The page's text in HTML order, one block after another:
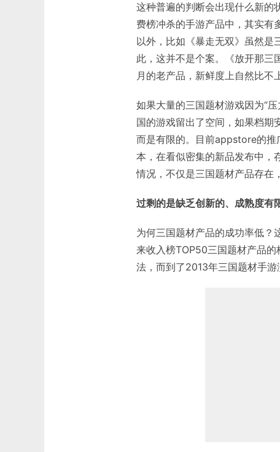
这种普遍的判断会出现什么新的
费榜冲杀的手游产品中，其实有
以外，比如《暴走无双》虽然是
此，这并不是个案。《放开那三
月的老产品，新鲜度上自然比不
如果大量的三国题材游戏因为“
国的游戏留出了空间，如果档期
而是有限的。目前appstore的推
本，在看似密集的新品发布中，
情况，不仅是三国题材产品存在
过剩的是缺乏创新的、成熟度有
为何三国题材产品的成功率低
来收入榜TOP50三国题材产品
法，而到了2013年三国题材手游